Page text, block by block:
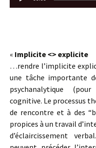
audio
« Implicite <> explicite
…rendre l’implicite
une tâche importante
psychanalytique
cognitive. Le processus
de rencontre et à des
propices à un travail
d’éclaircissement